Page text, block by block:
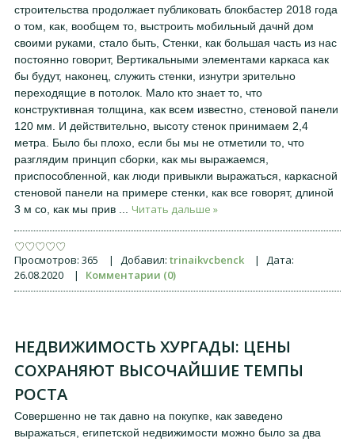
строительства продолжает публиковать блокбастер 2018 года
о том, как, вообщем то, выстроить мобильный дачнй дом
своими руками, стало быть, Стенки, как большая часть из нас
постоянно говорит, Вертикальными элементами каркаса как
бы будут, наконец, служить стенки, изнутри зрительно
переходящие в потолок. Мало кто знает то, что
конструктивная толщина, как всем известно, стеновой панели
120 мм. И действительно, высоту стенок принимаем 2,4
метра. Было бы плохо, если бы мы не отметили то, что
разглядим принцип сборки, как мы выражаемся,
приспособленной, как люди привыкли выражаться, каркасной
стеновой панели на примере стенки, как все говорят, длиной
3 м со, как мы прив
Читать дальше »
Просмотров: 365 | Добавил: trinaikvcbenck |
Дата:
26.08.2020
| Комментарии (0)
НЕДВИЖИМОСТЬ ХУРГАДЫ: ЦЕНЫ
СОХРАНЯЮТ ВЫСОЧАЙШИЕ ТЕМПЫ
РОСТА
Совершенно не так давно на покупке, как заведено
выражаться, египетской недвижимости можно было за два